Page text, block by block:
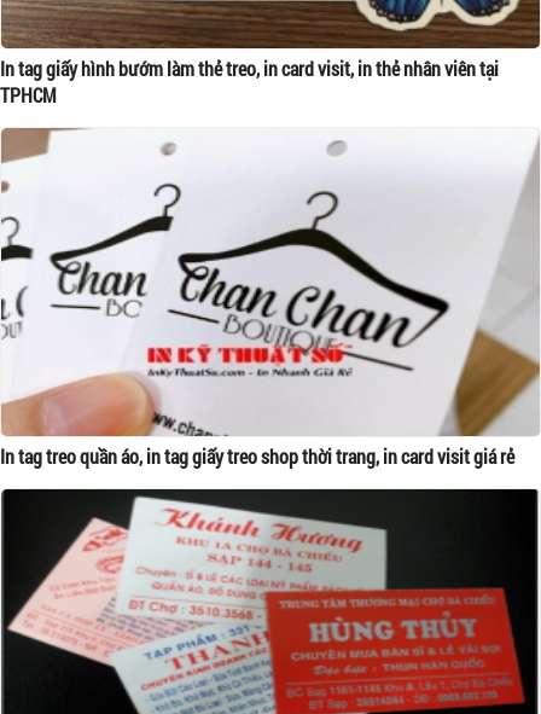
In tag giấy hình bướm làm thẻ treo, in card visit, in thẻ nhân viên tại
TPHCM
In tag treo quần áo, in tag giấy treo shop thời trang, in card visit giá rẻ